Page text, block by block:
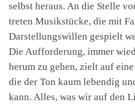
selbst heraus. An die Stelle
treten Musikstücke, die mit
Darstellungswillen gespielt
Die Aufforderung, immer
herum zu gehen, zielt auf
die der Ton kaum lebendig
kann. Alles, was wir auf den